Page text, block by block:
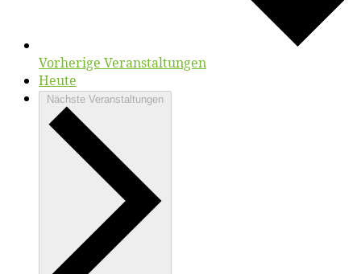
Vorherige Veranstaltungen
Heute
Nächste Veranstaltungen